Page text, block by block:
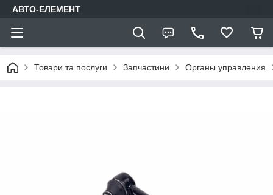
АВТО-ЕЛЕМЕНТ
Товари та послуги Запчастини Органы управления